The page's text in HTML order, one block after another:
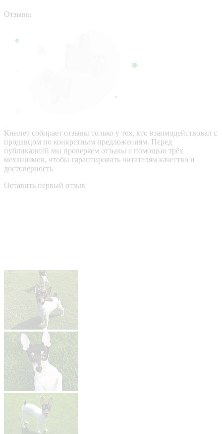
Отзывы
Кинпет собирает отзывы только у тех, кто взаимодействовал с
продавцом по конкретным предложениям. Перед
публикацией мы проверяем отзывы с помощью трёх
механизмов, чтобы гарантировать читателям качество и
достоверность
Оставить первый отзыв